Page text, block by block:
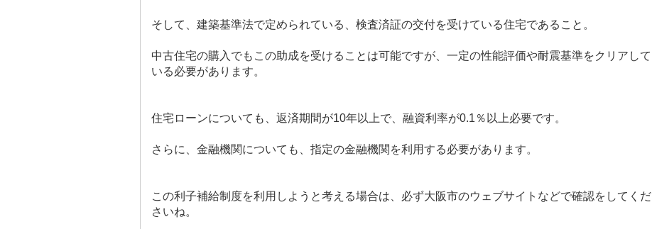
そして、建築基準法で定められている、検査済証の交付を受けている住宅であること。
中古住宅の購入でもこの助成を受けることは可能ですが、一定の性能評価や耐震基準をクリアして
いる必要があります。
住宅ローンについても、返済期間が10年以上で、融資利率が0.1 ％以上必要です。
さらに、金融機関についても、指定の金融機関を利用する必要があります。
この利子補給制度を利用しようと考える場合は、必ず大阪市のウェブサイトなどで確認をしてくだ
さいね。